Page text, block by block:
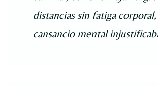
distancias sin fatiga
cansancio mental